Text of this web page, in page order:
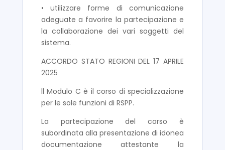
• utilizzare forme di comunicazione
adeguate a favorire la partecipazione e
la collaborazione dei vari soggetti del
sistema.
ACCORDO STATO REGIONI DEL 17 APRILE
2025
ll Modulo C è il corso di specializzazione
per le sole funzioni di RSPP.
La partecipazione del corso è
subordinata alla presentazione di idonea
documentazione attestante la